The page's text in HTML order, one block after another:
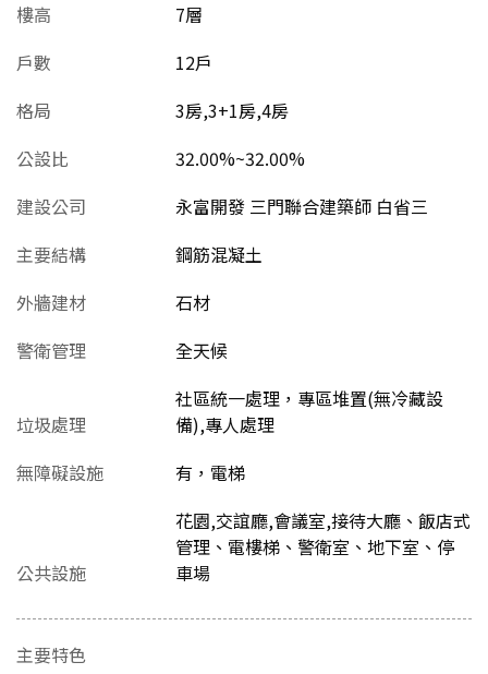
樓高
7層
戶數
12戶
格局
3房,3+1房,4房
公設比
32.00%~32.00%
建設公司
永富開發 三門聯合建築師 白省三
主要結構
鋼筋混凝土
外牆建材
石材
警衛管理
全天候
垃圾處理
社區統一處理，專區堆置(無冷藏設
備),專人處理
無障礙設施
有，電梯
公共設施
花園,交誼廳,會議室,接待大廳、飯店式
管理、電樓梯、警衛室、地下室、停
車場
主要特色